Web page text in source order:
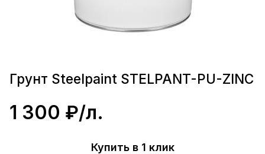
Грунт Steelpaint STELPANT-PU-ZINC
1 300 ₽/л.
Купить в 1 клик